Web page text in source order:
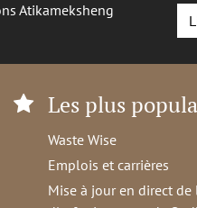
Atikameksheng
Les plus
Waste Wise
Emplois et carrières
Mise à jour en direct de